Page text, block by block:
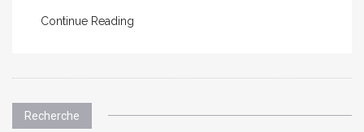
Continue Reading
Recherche